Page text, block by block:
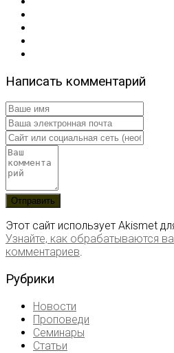
Написать комментарий
Этот сайт использует Akismet
Узнайте, как обрабатываются
комментариев.
Рубрики
Новости
Проповеди
Семинары
Статьи